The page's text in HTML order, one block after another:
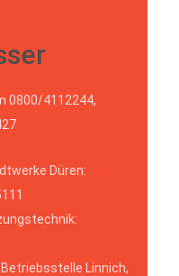
0800/4112244,
Düren:
Linnich,